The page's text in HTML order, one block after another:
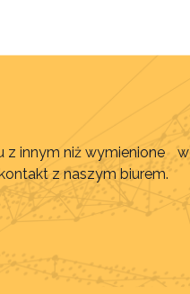
z innym niż wymienione w
z naszym biurem.